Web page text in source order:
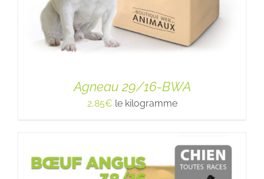
Agneau 29/16-BWA
2,85€ le kilogramme